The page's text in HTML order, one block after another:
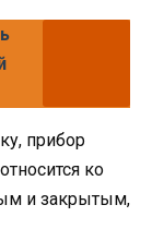
прибор
ко
и закрытым,